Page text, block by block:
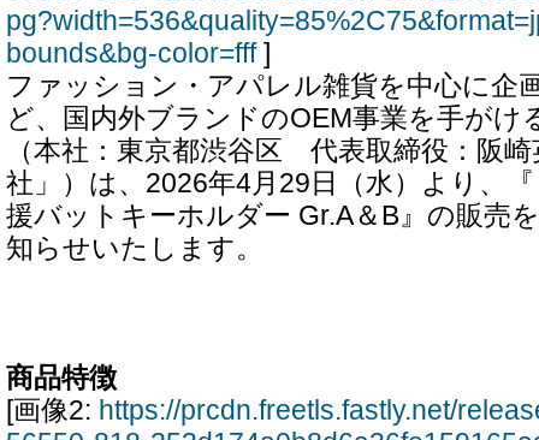
bounds&bg-color=fff]
ファッション・アパレル雑貨を中心に企
ど、国内外ブランドのOEM事業を手がけ
（本社：東京都渋谷区 代表取締役：阪
社」）は、2026年4月29日（水）より、
援バットキーホルダー Gr.A＆B』の販売
知らせいたします。
商品特徴
[画像2: https://prcdn.freetls.fastly.net/